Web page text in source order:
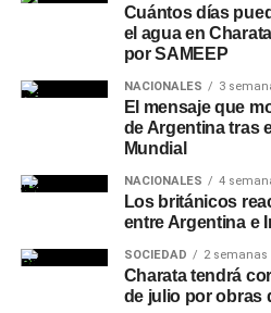
Cuántos días
el agua en
por SAMEEP
NACIONALES 3
El mensaje que
de Argentina tras
Mundial
NACIONALES 4
Los británicos
entre Argentina e
SOCIEDAD 2 semanas
Charata tendrá
de julio por obras